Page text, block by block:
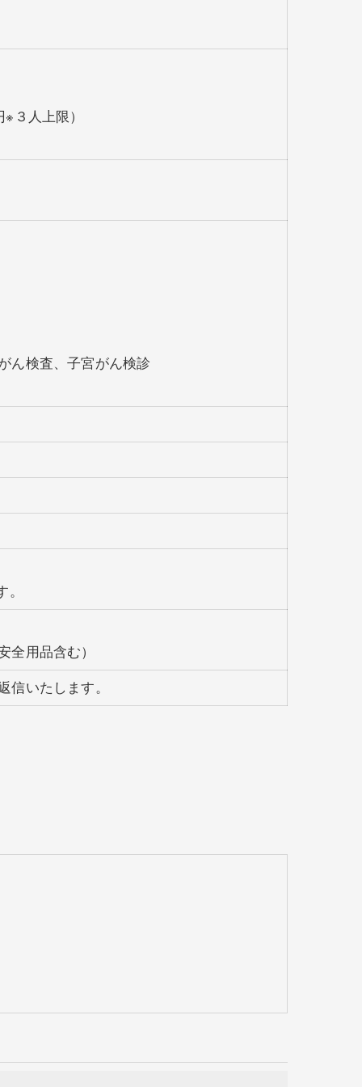
３人上限）
ん検査、子宮がん検診
全用品含む）
信いたします。